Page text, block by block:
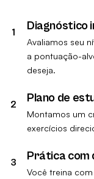
Diagnóstico
Avaliamos seu
a pontuação-
deseja.
Plano de
Montamos um
exercícios
Prática com
Você treina